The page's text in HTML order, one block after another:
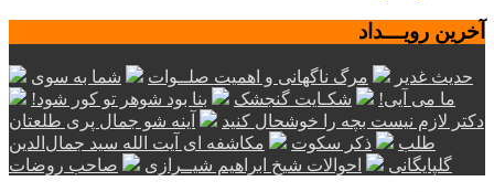
آخرین رویـــداد
حدیث غدیر مرگ ناگهانی و اهمیت صلــوات
شما به سوی
ما می آیی!
شکـایت گنجشک
بنا بود شوهر تو کور شود!
دکتر لازم نیست بچه را خوشحال کنید
آینه شو جمال پری طلعتان
طلب
ذکر سکوت
مکاشفه ای آیت الله سید جمال‌الدین
گلپایگانی
احوالات شیخ ابراهیم شیــرازی صاحب روضات